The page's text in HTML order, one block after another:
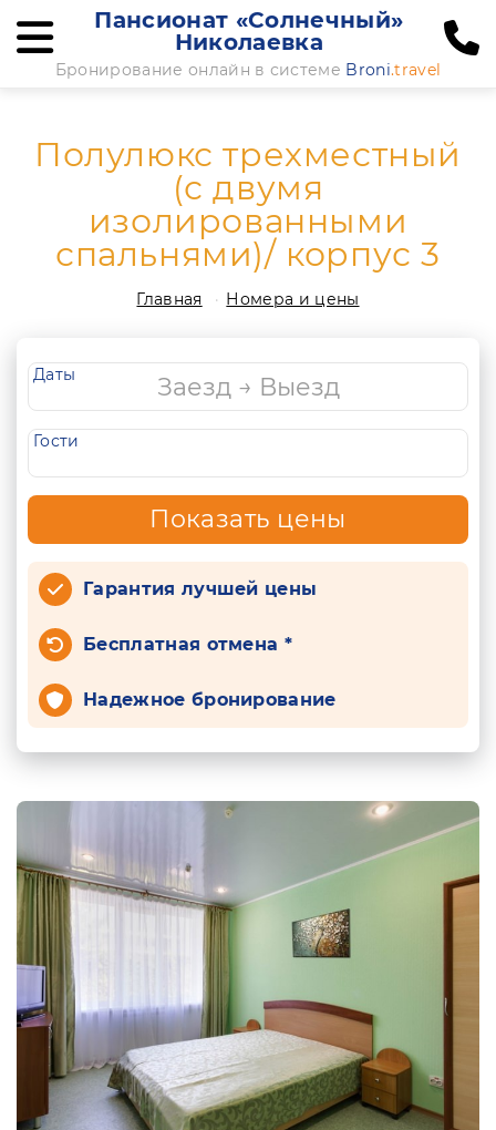
Пансионат «Солнечный»
Николаевка
Бронирование онлайн в системе Broni.travel
Полулюкс трехместный
(с двумя
изолированными
спальнями)/ корпус 3
Главная Номера и цены
Даты
Гости
Показать цены
Гарантия лучшей цены
Бесплатная отмена *
Надежное бронирование